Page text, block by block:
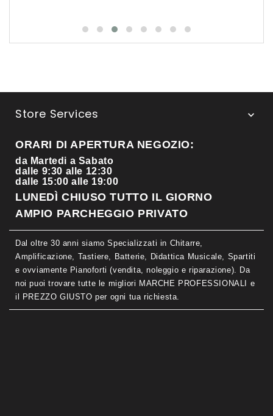
Store Services 
ORARI DI APERTURA NEGOZIO:
da Martedi a Sabato
dalle 9:30 alle 12:30
dalle 15:00 alle 19:00
LUNEDÌ CHIUSO TUTTO IL GIORNO
AMPIO PARCHEGGIO PRIVATO
Dal oltre 30 anni siamo Specializzati in Chitarre,
Amplificazione, Tastiere, Batterie, Didattica Musicale, Spartiti
e ovviamente Pianoforti (vendita, noleggio e riparazione). Da
noi puoi trovare tutte le migliori MARCHE PROFESSIONALI e
il PREZZO GIUSTO per ogni tua richiesta.